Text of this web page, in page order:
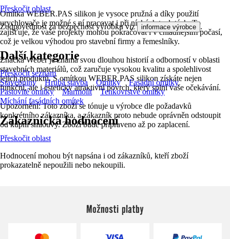
Omítka WEBER.PAS silikon je vysoce pružná a díky použití
urychlovače je možné s ní pracovat i při nízkých teplotách. To
zajišťuje, že vaše projekty mohou pokračovat i v chladnějším počasí,
což je velkou výhodou pro stavební firmy a řemeslníky.
Značka Weber je známá svou dlouhou historií a odborností v oblasti
stavebních materiálů, což zaručuje vysokou kvalitu a spolehlivost
jejich produktů. S omítkou WEBER.PAS silikon získáte nejen
funkční, ale i esteticky atraktivní povrch, který splní vaše očekávání.
Upozornění: Toto zboží se tónuje u výrobce dle požadavků
konkrétního zákazníka, a zákazník proto nebude oprávněn odstoupit
od kupní smlouvy. Zboží bude připraveno až po zaplacení.
Přeskočit oblast
Zodpovědnost za bezpečnost výrobku viz informace výrobce .
Další kategorie
Přeskočit seznam
Stavebniny
Hrubá stavba Omítky
Fasádní omítky
Pastovité omítky
Marmolit
Tenkovrstvé omítky
Míchání fasádních omítek
Zákaznická hodnocení
Přeskočit oblast
Hodnocení mohou být napsána i od zákazníků, kteří zboží
prokazatelně nepoužili nebo nekoupili.
Možnosti platby